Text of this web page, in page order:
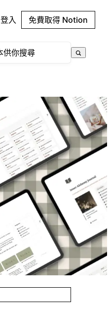
登入 免費取得 Notion